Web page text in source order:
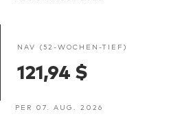
NAV (52-WOCHEN-TIEF)
121,94 $
PER 07. AUG. 2026